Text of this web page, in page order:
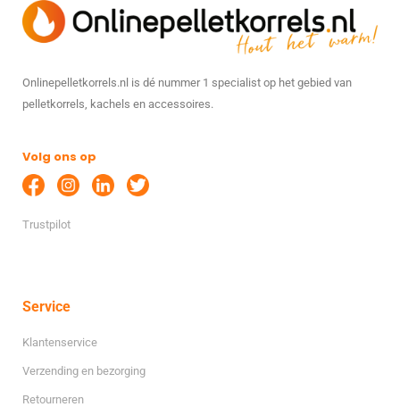
Onlinepelletkorrels.nl is dé nummer 1 specialist op het gebied van
pelletkorrels, kachels en accessoires.
Volg ons op
Trustpilot
Service
Klantenservice
Verzending en bezorging
Retourneren